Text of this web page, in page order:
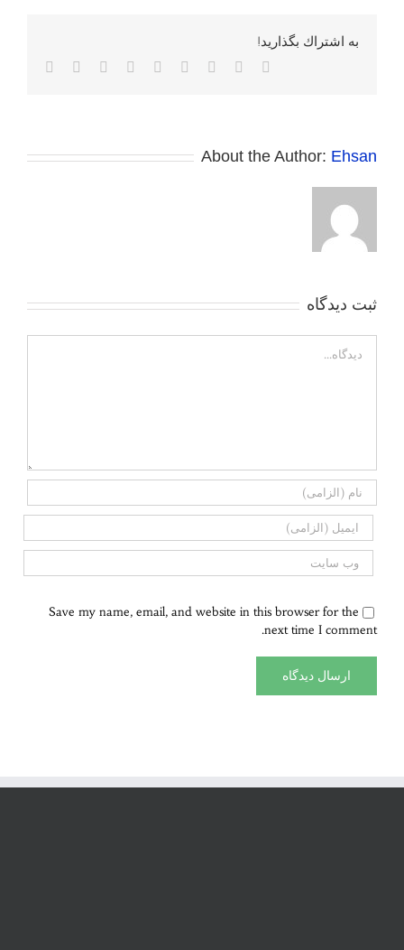
به اشتراك بگذاريد!
Facebook
Twitter
Reddit
LinkedIn
WhatsApp
Tumblr
Pinterest
About the Author: Ehsan
ثبت ديدگاه
Save my name, email, and website in this browser for the
next time I comment.